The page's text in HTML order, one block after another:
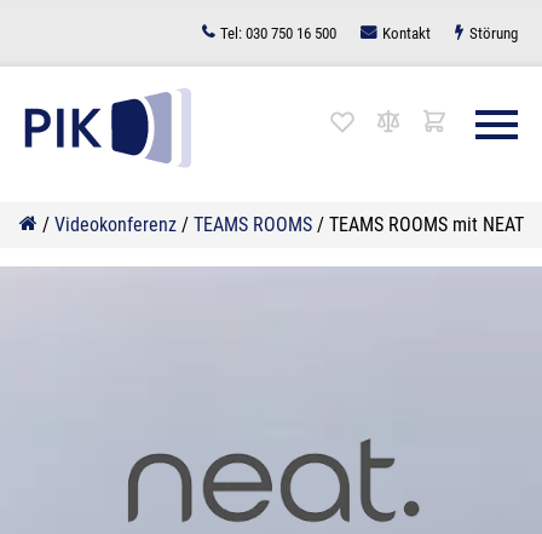
springen
Tel: 030 750 16 500 Kontakt Störung
/ Videokonferenz / TEAMS ROOMS / TEAMS ROOMS mit NEAT